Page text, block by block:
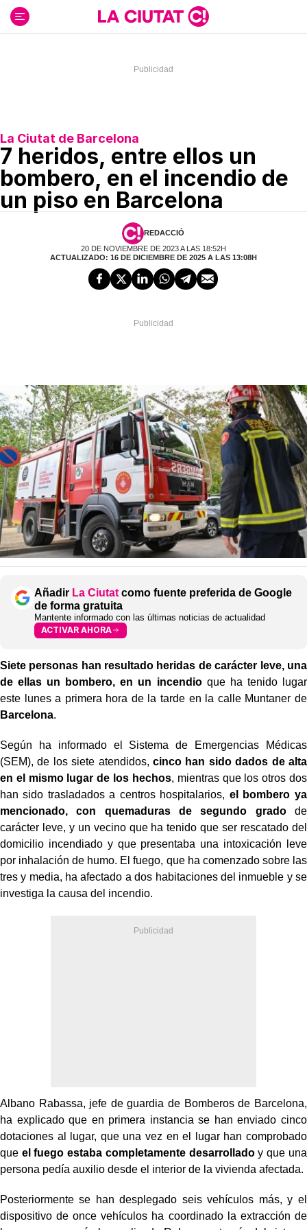
contenido
La Ciutat de Barcelona
7 heridos, entre ellos un
bombero, en el incendio de
un piso en Barcelona
REDACCIÓ
20 DE NOVIEMBRE DE 2023 A LAS 18:52H
ACTUALIZADO: 16 DE DICIEMBRE DE 2025 A LAS 13:08H
Añadir La Ciutat como fuente preferida de Google
de forma gratuita
Mantente informado con las últimas noticias de actualidad
ACTIVAR AHORA
Siete personas han resultado heridas de carácter leve, una
de ellas un bombero, en un incendioque ha tenido lugar
este lunes a primera hora de la tarde en la calle Muntaner de
Barcelona.
Según ha informado el Sistema de Emergencias Médicas
(SEM), de los siete atendidos, cinco han sido dados de alta
en el mismo lugar de los hechos, mientras que los otros dos
han sido trasladados a centros hospitalarios, el bombero ya
mencionado, con quemaduras de segundo gradode
carácter leve, y un vecino que ha tenido que ser rescatado del
domicilio incendiado y que presentaba una intoxicación leve
por inhalación de humo. El fuego, que ha comenzado sobre las
tres y media, ha afectado a dos habitaciones del inmueble y se
investiga la causa del incendio.
Albano Rabassa, jefe de guardia de Bomberos de Barcelona,
ha explicado que en primera instancia se han enviado cinco
dotaciones al lugar, que una vez en el lugar han comprobado
que el fuego estaba completamente desarrolladoy que una
persona pedía auxilio desde el interior de la vivienda afectada.
Posteriormente se han desplegado seis vehículos más, y el
dispositivo de once vehículos ha coordinado la extracción de